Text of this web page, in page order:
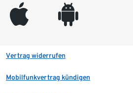
appleinc android
Vertrag widerrufen
Mobilfunkvertrag kündigen